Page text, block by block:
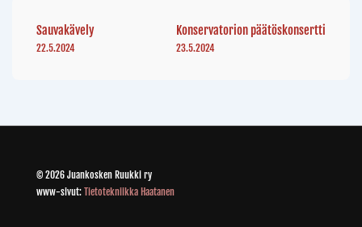
Sauvakävely
22.5.2024
Konservatorion päätöskonsertti
23.5.2024
© 2026 Juankosken Ruukki ry
www-sivut: Tietotekniikka Haatanen